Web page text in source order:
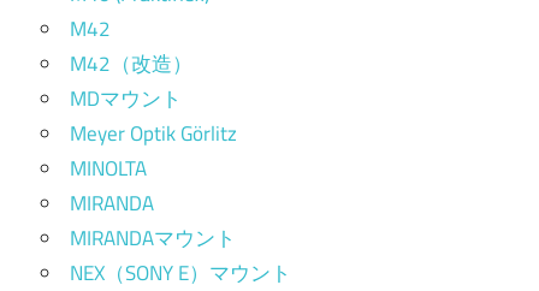
M42
M42（改造）
MDマウント
Meyer Optik Görlitz
MINOLTA
MIRANDA
MIRANDAマウント
NEX（SONY E）マウント